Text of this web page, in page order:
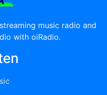
music radio and
with oiRadio.